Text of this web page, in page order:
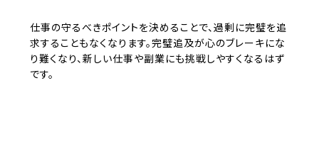
仕事の守るべきポイントを決めることで、過剰に完璧を追
求することもなくなります。完璧追及が心のブレーキにな
り難くなり、新しい仕事や副業にも挑戦しやすくなるはず
です。